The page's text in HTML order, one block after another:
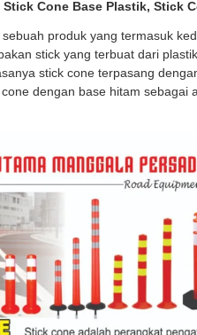
Cone Base Plastik, Stick
produk yang termasuk
stick yang terbuat dari
stick cone terpasang
dengan base hitam sebagai